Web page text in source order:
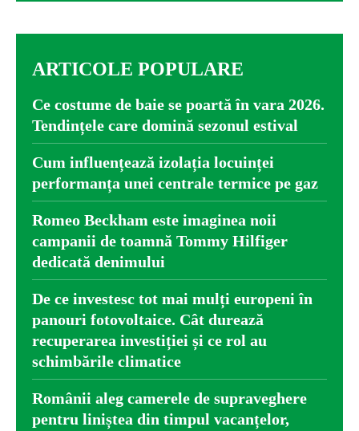
ARTICOLE POPULARE
Ce costume de baie se poartă în vara 2026.
Tendințele care domină sezonul estival
Cum influențează izolația locuinței
performanța unei centrale termice pe gaz
Romeo Beckham este imaginea noii
campanii de toamnă Tommy Hilfiger
dedicată denimului
De ce investesc tot mai mulți europeni în
panouri fotovoltaice. Cât durează
recuperarea investiției și ce rol au
schimbările climatice
Românii aleg camerele de supraveghere
pentru liniștea din timpul vacanțelor,